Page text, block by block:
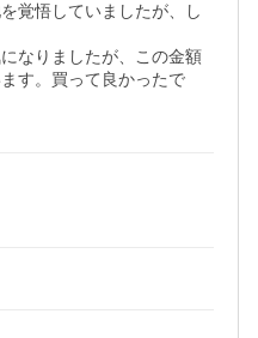
覚悟していましたが、し
なりましたが、この金額
す。買って良かったで